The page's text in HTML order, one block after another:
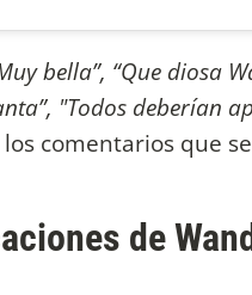
bella”, “Que diosa
"Todos deberían
comentarios que
de